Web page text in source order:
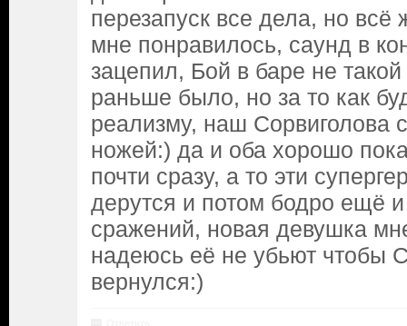
перезапуск все дела, но
мне понравилось, саунд в
зацепил, Бой в баре не
раньше было, но за то как
реализму, наш Сорвиголова
ножей:) да и оба хорошо
почти сразу, а то эти
дерутся и потом бодро ещё
сражений, новая девушка
надеюсь её не убьют чтобы
вернулся:)